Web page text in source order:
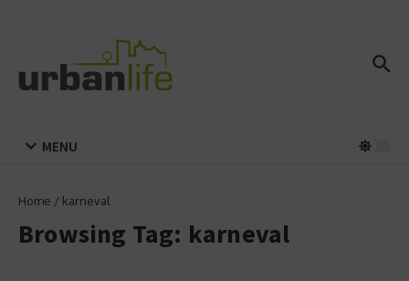
MENU
Home / karneval
Browsing Tag: karneval